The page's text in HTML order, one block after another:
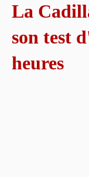
La
son test
heures